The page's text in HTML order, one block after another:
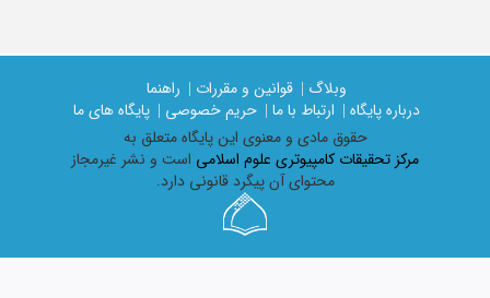
وبلاگ | قوانین و مقررات |
راهنما
درباره پایگاه |
ارتباط با ما | حریم خصوصی |
پایگاه های ما
حقوق مادی و معنوی اين پايگاه متعلق به
مرکز تحقیقات کامپیوتری علوم اسلامی است و نشر غیرمجاز
محتوای آن پیگرد قانونی دارد.